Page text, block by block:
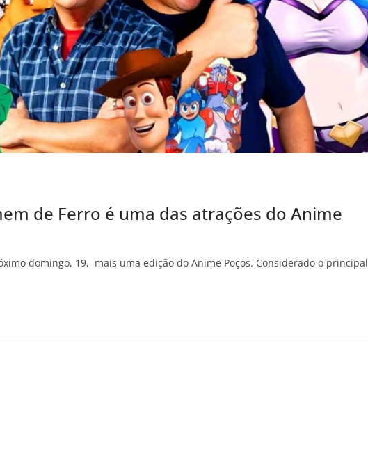
de Ferro é uma das atrações do Anime
domingo, 19, mais uma edição do Anime Poços. Considerado o principal